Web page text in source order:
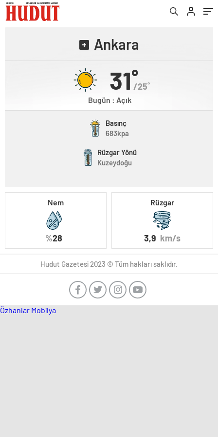
Ankara
31˚/25˚
Bugün : Açık
Basınç
683kpa
Rüzgar Yönü
Kuzeydoğu
Nem
%28
Rüzgar
3,9 km/s
Hudut Gazetesi 2023 © Tüm hakları saklıdır.
Özhanlar Mobilya